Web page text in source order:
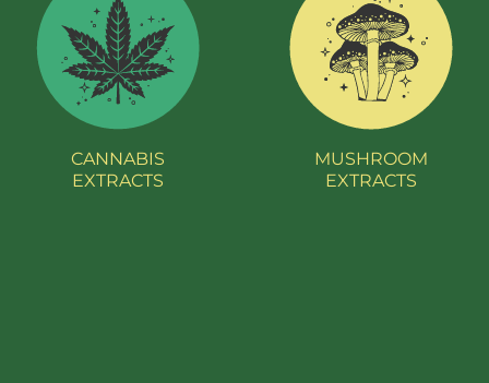
CANNABIS
EXTRACTS
MUSHROOM
EXTRACTS